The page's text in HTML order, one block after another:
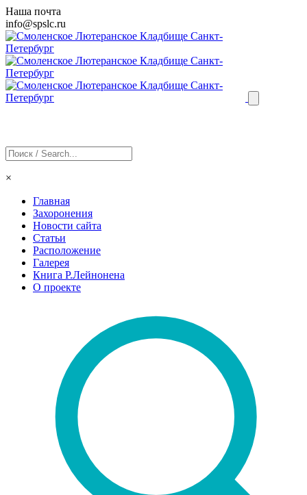
Наша почта
info@spslc.ru
×
Главная
Захоронения
Новости сайта
Статьи
Расположение
Галерея
Книга Р.Лейнонена
О проекте